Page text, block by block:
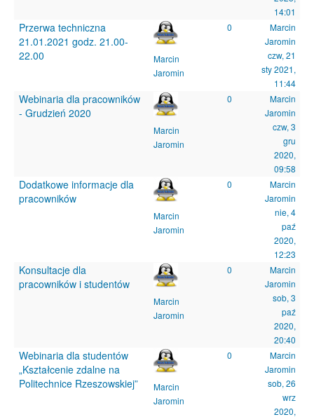
14:01
Przerwa techniczna
21.01.2021 godz. 21.00-
22.00
Marcin
Jaromin
0
Marcin
Jaromin
czw, 21
sty 2021,
11:44
Webinaria dla pracowników
- Grudzień 2020
Marcin
Jaromin
0
Marcin
Jaromin
czw, 3
gru
2020,
09:58
Dodatkowe informacje dla
pracowników
Marcin
Jaromin
0
Marcin
Jaromin
nie, 4
paź
2020,
12:23
Konsultacje dla
pracowników i studentów
Marcin
Jaromin
0
Marcin
Jaromin
sob, 3
paź
2020,
20:40
Webinaria dla studentów
„Kształcenie zdalne na
Politechnice Rzeszowskiej”
Marcin
Jaromin
0
Marcin
Jaromin
sob, 26
wrz
2020,